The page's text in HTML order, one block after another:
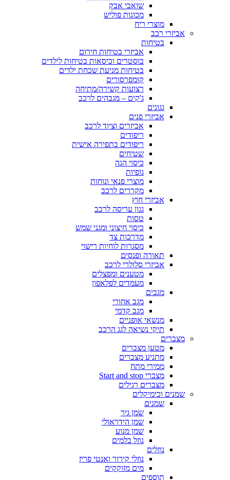
שואבי אבק
מכונות פוליש
מוצרי ריח
אביזרי רכב
בטיחות
אביזרי בטיחות חירום
בוסטרים וכיסאות בטיחות לילדים
בטיחות מניעת שכחת ילדים
קומפרסורים
רצועות קשירה/מתיחה
ג'קים – מגבהים לרכב
גגונים
אביזרי פנים
אביזרים וציוד לרכב
ריפודים
ריפודים בתפירה אישית
שטיחים
כיסוי הגה
גופיות
מוצרי פנאי ונוחות
מקררים לרכב
אביזרי חוץ
גגון עריסה לרכב
טסות
כיסוי חיצוני ומגני שמש
מדרכות צד
מסגרות לוחיות רישוי
תאורה ופנסים
אביזרי סלולרי לרכב
מטענים ומפצלים
מעמדים לפלאפון
מגבים
מגב אחורי
מגב קדמי
מנשאי אופניים
תיקי נשיאה לגג הרכב
מצברים
מטען מצברים
מתניע מצברים
ממירי מתח
מצברי Start and stop
מצברים רגילים
שמנים וכימיקלים
שמנים
שמן גיר
שמן הידראולי
שמן מנוע
נוזל בלמים
נוזלים
נוזלי קירור ואנטי פריז
מים מזוקקים
תוספים